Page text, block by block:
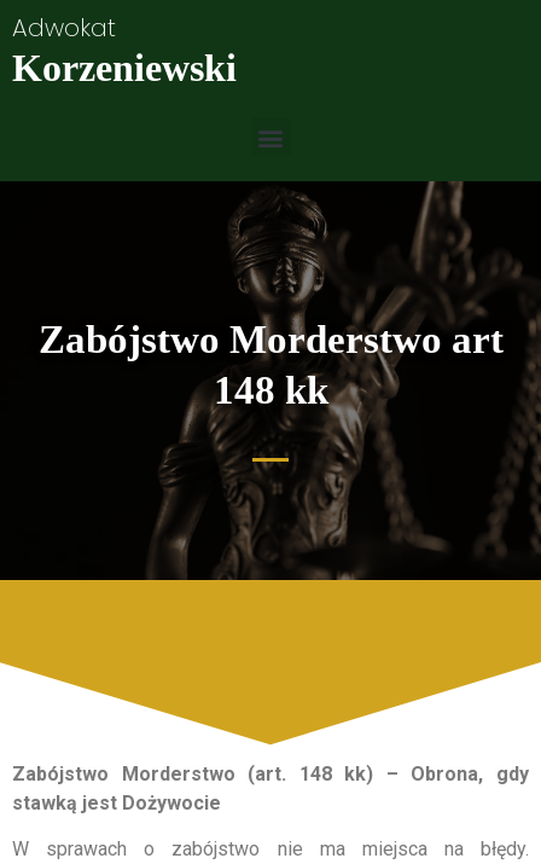
Adwokat
Korzeniewski
Zabójstwo Morderstwo art
148 kk
Zabójstwo Morderstwo (art. 148 kk) – Obrona, gdy
stawką jest Dożywocie
W sprawach o zabójstwo nie ma miejsca na błędy.